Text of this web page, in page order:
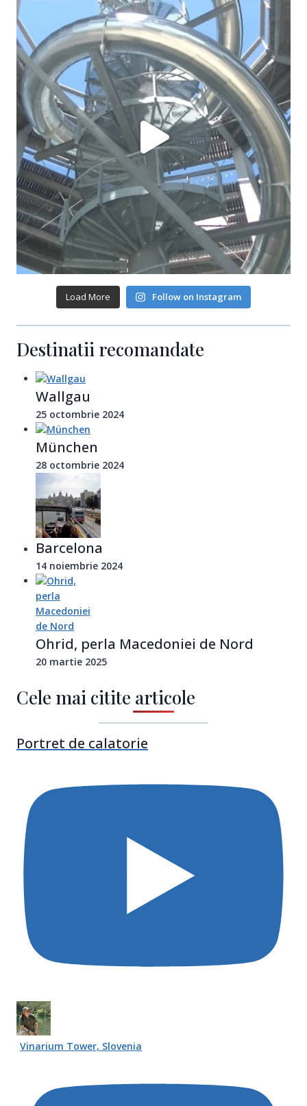
Load More Follow on Instagram
Destinatii recomandate
Wallgau
25 octombrie 2024
München
28 octombrie 2024
Barcelona
14 noiembrie 2024
Ohrid, perla Macedoniei de Nord
20 martie 2025
Cele mai citite articole
Portret de calatorie
Vinarium Tower, Slovenia